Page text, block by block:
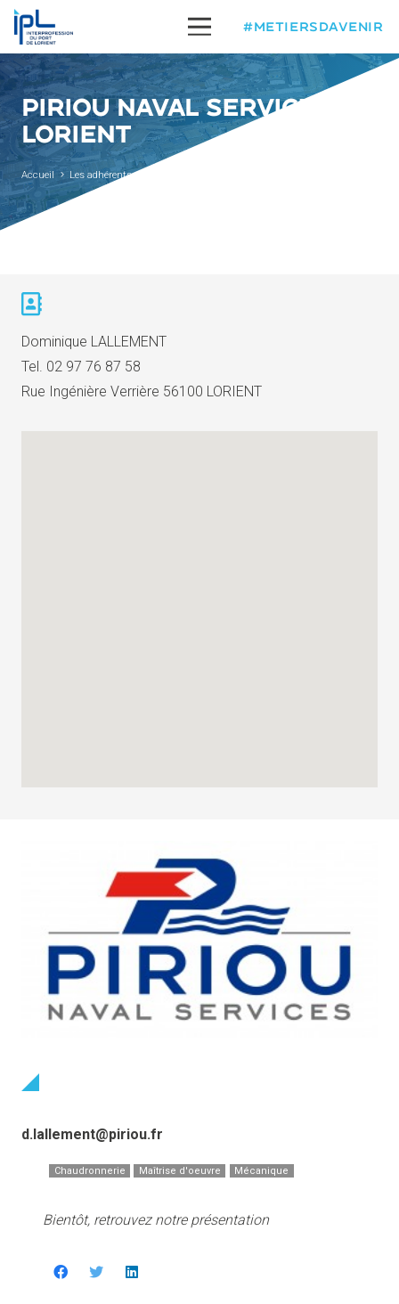
#METIERSDAVENIR
PIRIOU NAVAL SERVICE
LORIENT
Accueil Les adhérents
Dominique LALLEMENT
Tel. 02 97 76 87 58
Rue Ingénière Verrière 56100 LORIENT
d.lallement@piriou.fr
Chaudronnerie Maîtrise d'oeuvre Mécanique
Bientôt, retrouvez notre présentation